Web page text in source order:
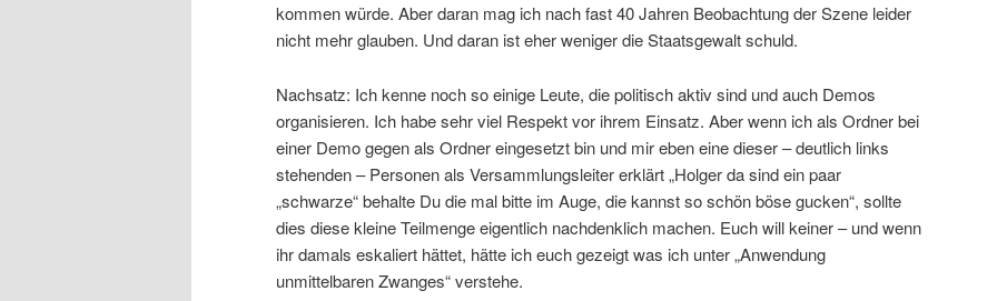
kommen würde. Aber daran mag ich nach fast 40 Jahren Beobachtung der Szene leider
nicht mehr glauben. Und daran ist eher weniger die Staatsgewalt schuld.
Nachsatz: Ich kenne noch so einige Leute, die politisch aktiv sind und auch Demos
organisieren. Ich habe sehr viel Respekt vor ihrem Einsatz. Aber wenn ich als Ordner bei
einer Demo gegen als Ordner eingesetzt bin und mir eben eine dieser – deutlich links
stehenden – Personen als Versammlungsleiter erklärt „Holger da sind ein paar
„schwarze“ behalte Du die mal bitte im Auge, die kannst so schön böse gucken“, sollte
dies diese kleine Teilmenge eigentlich nachdenklich machen. Euch will keiner – und wenn
ihr damals eskaliert hättet, hätte ich euch gezeigt was ich unter „Anwendung
unmittelbaren Zwanges“ verstehe.